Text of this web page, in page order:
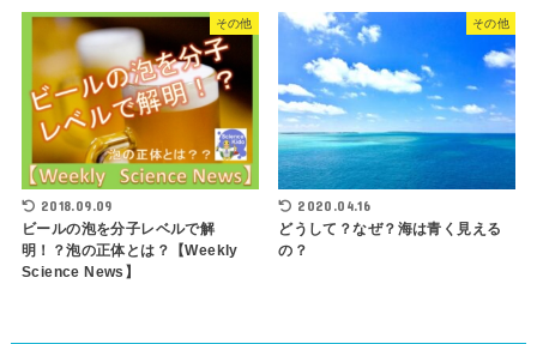
その他
2018.09.09
ビールの泡を分子レベルで解
明！？泡の正体とは？【Weekly
Science News】
その他
2020.04.16
どうして？なぜ？海は青く見える
の？